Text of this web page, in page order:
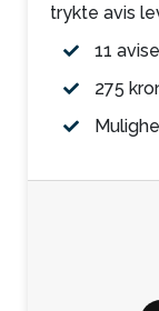
trykte avis
11
275